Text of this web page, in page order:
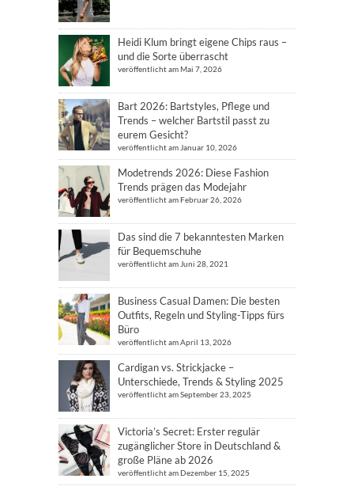
Heidi Klum bringt eigene Chips raus –
und die Sorte überrascht
veröffentlicht am Mai 7, 2026
Bart 2026: Bartstyles, Pflege und
Trends – welcher Bartstil passt zu
eurem Gesicht?
veröffentlicht am Januar 10, 2026
Modetrends 2026: Diese Fashion
Trends prägen das Modejahr
veröffentlicht am Februar 26, 2026
Das sind die 7 bekanntesten Marken
für Bequemschuhe
veröffentlicht am Juni 28, 2021
Business Casual Damen: Die besten
Outfits, Regeln und Styling-Tipps fürs
Büro
veröffentlicht am April 13, 2026
Cardigan vs. Strickjacke –
Unterschiede, Trends & Styling 2025
veröffentlicht am September 23, 2025
Victoria’s Secret: Erster regulär
zugänglicher Store in Deutschland &
große Pläne ab 2026
veröffentlicht am Dezember 15, 2025